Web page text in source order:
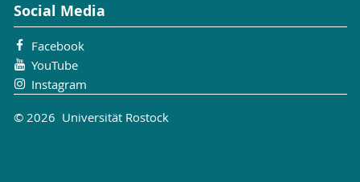
Social Media
Facebook
YouTube
Instagram
© 2026 Universität Rostock